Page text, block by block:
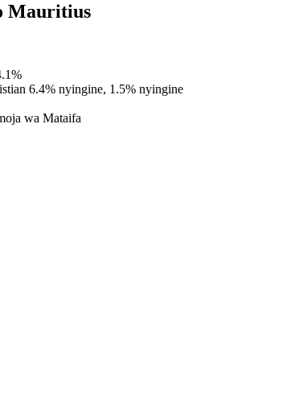
Mauritius
6.4% nyingine, 1.5% nyingine
wa Mataifa